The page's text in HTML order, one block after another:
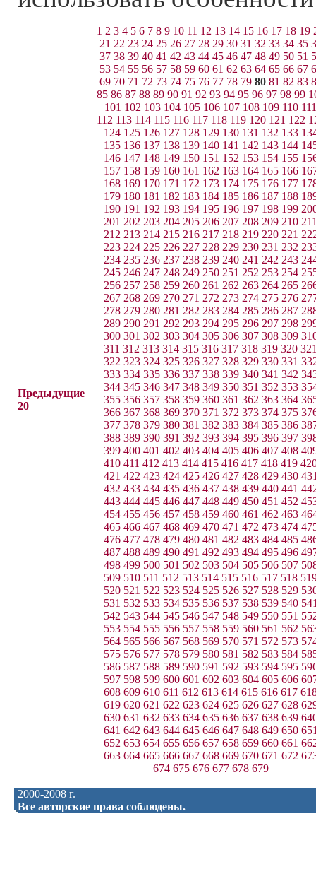
Предыдущие
20
1 2 3 4 5 6 7 8 9 10 11 12 13 14 15 16 17 18 19
21 22 23 24 25 26 27 28 29 30 31 32 33 34 35
37 38 39 40 41 42 43 44 45 46 47 48 49 50 51
53 54 55 56 57 58 59 60 61 62 63 64 65 66 67
69 70 71 72 73 74 75 76 77 78 79 80 81 82 83
85 86 87 88 89 90 91 92 93 94 95 96 97 98 99
101 102 103 104 105 106 107 108 109 110 111
112 113 114 115 116 117 118 119 120 121 122
124 125 126 127 128 129 130 131 132 133
135 136 137 138 139 140 141 142 143 144
146 147 148 149 150 151 152 153 154 155
157 158 159 160 161 162 163 164 165 166
168 169 170 171 172 173 174 175 176 177
179 180 181 182 183 184 185 186 187 188
190 191 192 193 194 195 196 197 198 199
201 202 203 204 205 206 207 208 209 210
212 213 214 215 216 217 218 219 220 221
223 224 225 226 227 228 229 230 231 232
234 235 236 237 238 239 240 241 242 243
245 246 247 248 249 250 251 252 253 254
256 257 258 259 260 261 262 263 264 265
267 268 269 270 271 272 273 274 275 276
278 279 280 281 282 283 284 285 286 287
289 290 291 292 293 294 295 296 297 298
300 301 302 303 304 305 306 307 308 309
311 312 313 314 315 316 317 318 319 320
322 323 324 325 326 327 328 329 330 331
333 334 335 336 337 338 339 340 341 342
344 345 346 347 348 349 350 351 352 353
355 356 357 358 359 360 361 362 363 364
366 367 368 369 370 371 372 373 374 375
377 378 379 380 381 382 383 384 385 386
388 389 390 391 392 393 394 395 396 397
399 400 401 402 403 404 405 406 407 408
410 411 412 413 414 415 416 417 418 419
421 422 423 424 425 426 427 428 429 430
432 433 434 435 436 437 438 439 440 441
443 444 445 446 447 448 449 450 451 452
454 455 456 457 458 459 460 461 462 463
465 466 467 468 469 470 471 472 473 474
476 477 478 479 480 481 482 483 484 485
487 488 489 490 491 492 493 494 495 496
498 499 500 501 502 503 504 505 506 507
509 510 511 512 513 514 515 516 517 518
520 521 522 523 524 525 526 527 528 529
531 532 533 534 535 536 537 538 539 540
542 543 544 545 546 547 548 549 550 551
553 554 555 556 557 558 559 560 561 562
564 565 566 567 568 569 570 571 572 573
575 576 577 578 579 580 581 582 583 584
586 587 588 589 590 591 592 593 594 595
597 598 599 600 601 602 603 604 605 606
608 609 610 611 612 613 614 615 616 617
619 620 621 622 623 624 625 626 627 628
630 631 632 633 634 635 636 637 638 639
641 642 643 644 645 646 647 648 649 650
652 653 654 655 656 657 658 659 660 661
663 664 665 666 667 668 669 670 671 672
674 675 676 677 678 679
2000-2008 г.
Все авторские права соблюдены.